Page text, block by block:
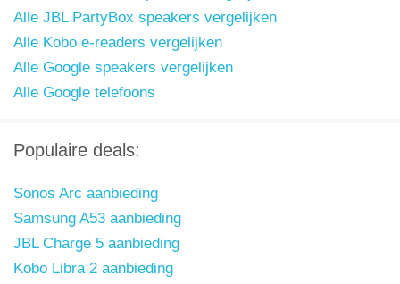
Alle JBL PartyBox speakers vergelijken
Alle Kobo e-readers vergelijken
Alle Google speakers vergelijken
Alle Google telefoons
Populaire deals:
Sonos Arc aanbieding
Samsung A53 aanbieding
JBL Charge 5 aanbieding
Kobo Libra 2 aanbieding